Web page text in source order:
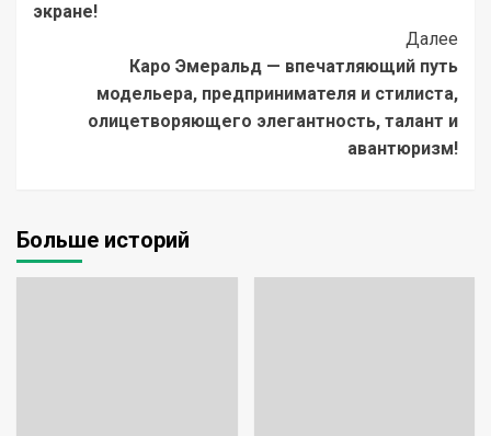
экране!
Далее
Каро Эмеральд — впечатляющий путь
модельера, предпринимателя и стилиста,
олицетворяющего элегантность, талант и
авантюризм!
Больше историй